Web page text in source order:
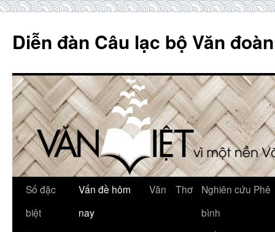
content
Diễn đàn Câu lạc bộ Văn
Số đặc
biệt
Vấn đề hôm
nay
Văn Thơ
Nghiên cứu Phê
bình